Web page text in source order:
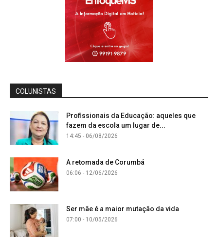
COLUNISTAS
Profissionais da Educação: aqueles que
fazem da escola um lugar de...
14:45 - 06/08/2026
A retomada de Corumbá
06:06 - 12/06/2026
Ser mãe é a maior mutação da vida
07:00 - 10/05/2026